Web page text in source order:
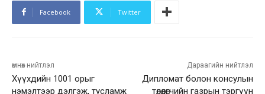
Facebook Twitter
өмнөх нийтлэл
Хүүхдийн 1001 орыг
нэмэлтээр дэлгэж, тусламж
Дараагийн нийтлэл
Дипломат болон консулын
төлөөлөгчийн газрын тэргүүн